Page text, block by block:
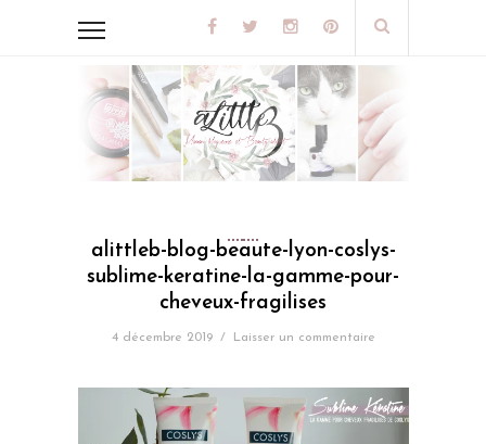
alittleb-blog-beaute-lyon-coslys-
sublime-keratine-la-gamme-pour-
cheveux-fragilises
4 décembre 2019 / Laisser un commentaire